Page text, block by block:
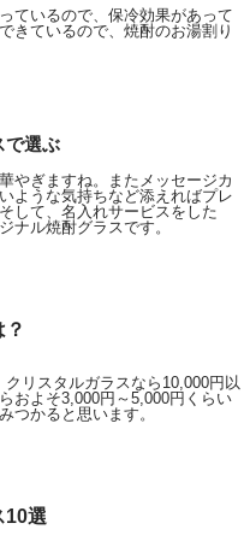
ているので、保冷効果があって
きているので、焼酎のお湯割り
で選ぶ
やぎますね。またメッセージカ
ような気持ちなど添えればプレ
して、名入れサービスをした
ナル焼酎グラスです。
リスタルガラスなら10,000円以
およそ3,000円～5,000円くらい
つかると思います。
10選